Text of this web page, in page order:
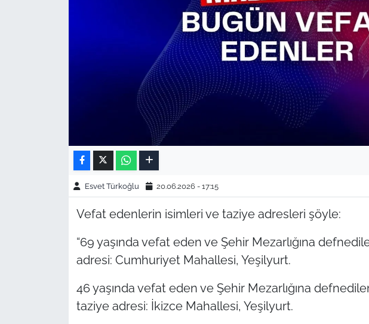
Esvet Türkoğlu 20.06.2026 - 17:15
Vefat edenlerin isimleri ve taziye adresleri şöyle:
“69 yaşında vefat eden ve Şehir Mezarlığına
adresi: Cumhuriyet Mahallesi, Yeşilyurt.
46 yaşında vefat eden ve Şehir Mezarlığına
taziye adresi: İkizce Mahallesi, Yeşilyurt.